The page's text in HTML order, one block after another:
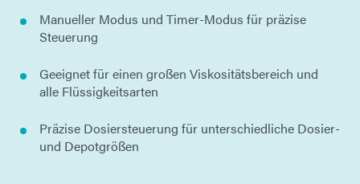
Manueller Modus und Timer-Modus für präzise
Steuerung
Geeignet für einen großen Viskositätsbereich und
alle Flüssigkeitsarten
Präzise Dosiersteuerung für unterschiedliche Dosier-
und Depotgrößen